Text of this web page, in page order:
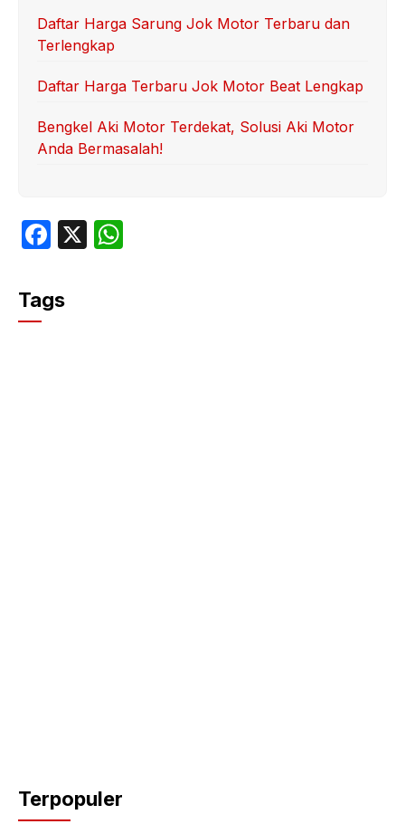
Daftar Harga Sarung Jok Motor Terbaru dan
Terlengkap
Daftar Harga Terbaru Jok Motor Beat Lengkap
Bengkel Aki Motor Terdekat, Solusi Aki Motor
Anda Bermasalah!
F
c
e
X
Tags
Terpopuler